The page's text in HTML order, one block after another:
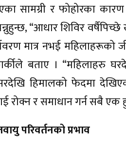
सामग्री र फोहोरका
“आधार शिविर
मात्र नभई
बताए । “महिलाहरु
हिमालको फेदमा
रोक्न र समाधान गर्न सबै एक
परिवर्तनको प्रभाव